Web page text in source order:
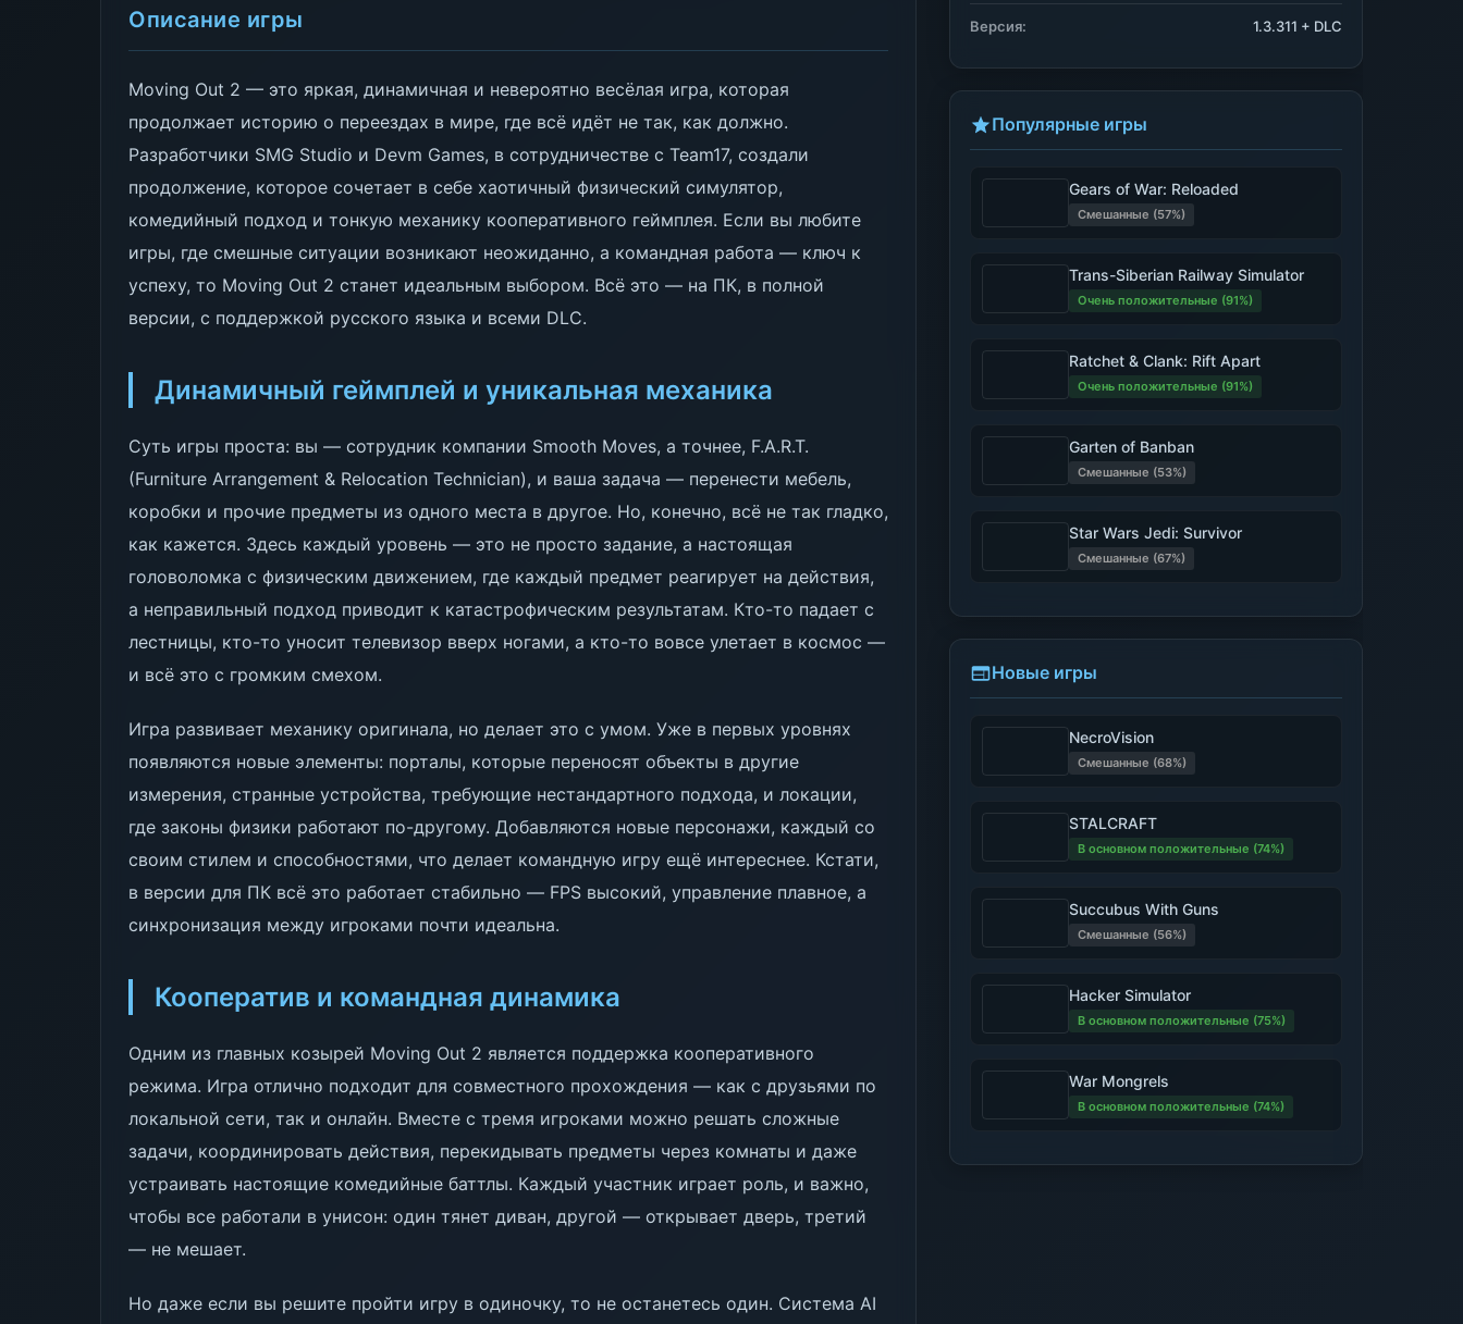
Описание игры
Moving Out 2 — это яркая, динамичная и невероятно весёлая игра, которая
продолжает историю о переездах в мире, где всё идёт не так, как должно.
Разработчики SMG Studio и Devm Games, в сотрудничестве с Team17, создали
продолжение, которое сочетает в себе хаотичный физический симулятор,
комедийный подход и тонкую механику кооперативного геймплея. Если вы любите
игры, где смешные ситуации возникают неожиданно, а командная работа — ключ к
успеху, то Moving Out 2 станет идеальным выбором. Всё это — на ПК, в полной
версии, с поддержкой русского языка и всеми DLC.
Динамичный геймплей и уникальная механика
Суть игры проста: вы — сотрудник компании Smooth Moves, а точнее, F.A.R.T.
(Furniture Arrangement & Relocation Technician), и ваша задача — перенести мебель,
коробки и прочие предметы из одного места в другое. Но, конечно, всё не так гладко,
как кажется. Здесь каждый уровень — это не просто задание, а настоящая
головоломка с физическим движением, где каждый предмет реагирует на действия,
а неправильный подход приводит к катастрофическим результатам. Кто-то падает с
лестницы, кто-то уносит телевизор вверх ногами, а кто-то вовсе улетает в космос —
и всё это с громким смехом.
Игра развивает механику оригинала, но делает это с умом. Уже в первых уровнях
появляются новые элементы: порталы, которые переносят объекты в другие
измерения, странные устройства, требующие нестандартного подхода, и локации,
где законы физики работают по-другому. Добавляются новые персонажи, каждый со
своим стилем и способностями, что делает командную игру ещё интереснее. Кстати,
в версии для ПК всё это работает стабильно — FPS высокий, управление плавное, а
синхронизация между игроками почти идеальна.
Кооператив и командная динамика
Одним из главных козырей Moving Out 2 является поддержка кооперативного
режима. Игра отлично подходит для совместного прохождения — как с друзьями по
локальной сети, так и онлайн. Вместе с тремя игроками можно решать сложные
задачи, координировать действия, перекидывать предметы через комнаты и даже
устраивать настоящие комедийные баттлы. Каждый участник играет роль, и важно,
чтобы все работали в унисон: один тянет диван, другой — открывает дверь, третий
— не мешает.
Но даже если вы решите пройти игру в одиночку, то не останетесь один. Система AI
Версия: 1.3.311 + DLC
Популярные игры
Gears of War: Reloaded
Смешанные (57%)
Trans-Siberian Railway Simulator
Очень положительные (91%)
Ratchet & Clank: Rift Apart
Очень положительные (91%)
Garten of Banban
Смешанные (53%)
Star Wars Jedi: Survivor
Смешанные (67%)
Новые игры
NecroVision
Смешанные (68%)
STALCRAFT
В основном положительные (74%)
Succubus With Guns
Смешанные (56%)
Hacker Simulator
В основном положительные (75%)
War Mongrels
В основном положительные (74%)